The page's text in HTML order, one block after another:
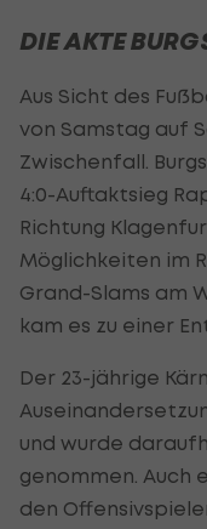
DIE AKTE
Aus Sicht des
von Samstag auf
Zwischenfall.
4:0-Auftaktsieg
Richtung
Möglichkeiten im
Grand-Slams am
kam es zu einer
Der 23-jährige
und wurde
genommen. Auch
den